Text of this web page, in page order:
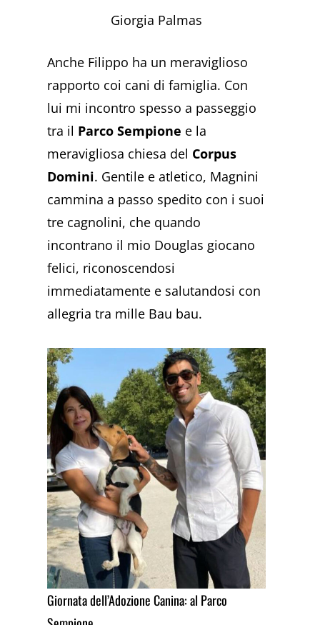
Giorgia Palmas
Anche Filippo ha un meraviglioso
rapporto coi cani di famiglia. Con
lui mi incontro spesso a passeggio
tra il Parco Sempione e la
meravigliosa chiesa del Corpus
Domini. Gentile e atletico, Magnini
cammina a passo spedito con i suoi
tre cagnolini, che quando
incontrano il mio Douglas giocano
felici, riconoscendosi
immediatamente e salutandosi con
allegria tra mille Bau bau.
Giornata dell’Adozione Canina: al Parco